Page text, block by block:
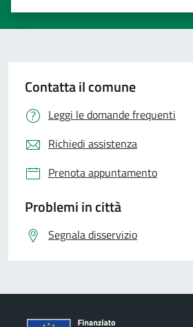
Valuta 5 stelle su 5
Valuta 4 stelle su 5
Valuta 3 stelle su 5
Valuta 2 stelle su 5
Valuta 1 stelle su 5
Contatta il comune
Leggi le domande frequenti
Richiedi assistenza
Prenota appuntamento
Problemi in città
Segnala disservizio